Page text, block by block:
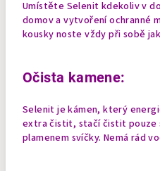
Umístěte Selenit kdekoliv v
domov a vytvoření ochranné
kousky noste vždy při sobě
Očista kamene:
Selenit je kámen, který
extra čistit, stačí čistit pouze
plamenem svíčky. Nemá rád